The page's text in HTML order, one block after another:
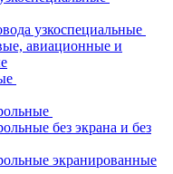
узкоспециальные
авиационные и
без экрана и без
экранированные